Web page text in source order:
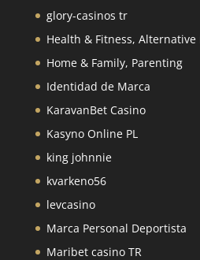
glory-casinos tr
Health & Fitness,
Home & Family, Parenting
Identidad de Marca
KaravanBet Casino
Kasyno Online PL
king johnnie
kvarkeno56
levcasino
Marca Personal Deportista
Maribet casino TR